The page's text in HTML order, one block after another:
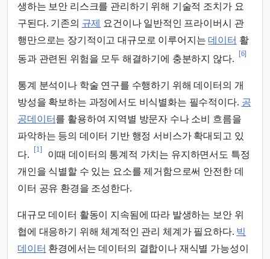
생하는 보안 리스크를 관리하기 위해 기술적 조치가 요
구된다. 기존의 규제
요건이나 일반적인 프라이버시 관
행만으로는 장기적이고 대규모로 이루어지는데이터 활
동과 관련된 위험을 모두 해결하기에 충분하지 않다.
[6]
통계 분석이나 학술 연구를 수행하기 위해 데이터의 개
방성을 확보하는 과정에서도 비식별화는 필수적이다. 공
공데이터를 활용하여 지역별 방문자 수나 소비 흐름을
파악하는 등의 데이터 기반 행정 서비스가 확대되고 있
다.
[1]
이때 데이터의 통계적 가치는 유지하면서도 특정
개인을 식별할 수 있는 요소를 제거함으로써 안전한 데
이터 공유 환경을 조성한다.
대규모 데이터 활동이 지속됨에 따라 발생하는 보안 위
협에 대응하기 위해 체계적인 관리 체계가 필요하다. 빅
데이터 환경에서는 데이터의 결합이나 재식별 가능성이